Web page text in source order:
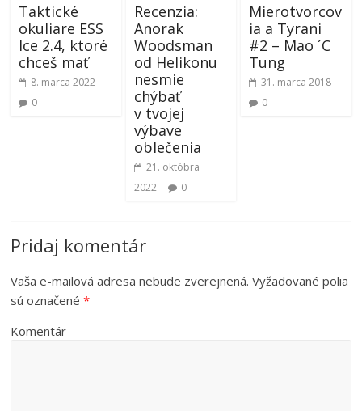
Taktické
okuliare ESS
Ice 2.4, ktoré
chceš mať
8. marca 2022
0
Recenzia:
Anorak
Woodsman
od Helikonu
nesmie
chýbať
v tvojej
výbave
oblečenia
21. októbra
2022
0
Mierotvorcov
ia a Tyrani
#2 – Mao ´C
Tung
31. marca 2018
0
Pridaj komentár
Vaša e-mailová adresa nebude zverejnená. Vyžadované polia
sú označené*
Komentár